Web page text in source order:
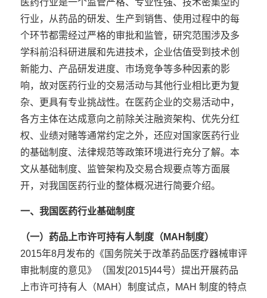
医药行业是一个监管严格、专业性强、技术密集型的
行业，从药品的研发、生产到销售、使用过程中的每
个环节都需经过严格的审批和监管，研究范围涉及多
学科前沿科研进展和先进技术，企业估值受到技术创
新能力、产品研发进度、市场竞争等多种因素的影
响，故对医药行业的交易活动与其他行业相比更为复
杂、更具有专业挑战性。在医药企业的交易活动中，
各方主体在达成意向之前除关注融资架构、 优先分红
权、业绩对赌等通常约定之外，还应对国家医药行业
的基础制度、法律规范等政策环境进行充分了解。本
文从基础制度、监管架构及交易合规要点等方面展
开，对我国医药行业的整体概况进行简要介绍。
一、 我国医药行业基础制度
（一） 药品上市许可持有人制度（MAH制度）
2015年8月发布的《国务院关于改革药品医疗器械审评
审批制度的意见》（国发[2015]44号）提出开展药品
上市许可持有人（MAH）制度试点，MAH 制度的特点